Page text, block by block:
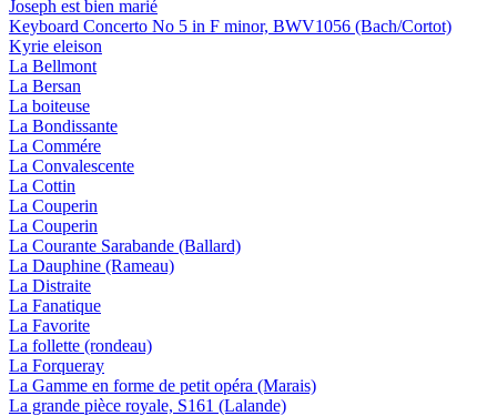
Joseph est bien marié
Keyboard Concerto No 5 in F minor, BWV1056 (Bach/Cortot)
Kyrie eleison
La Bellmont
La Bersan
La boiteuse
La Bondissante
La Commére
La Convalescente
La Cottin
La Couperin
La Couperin
La Courante Sarabande (Ballard)
La Dauphine (Rameau)
La Distraite
La Fanatique
La Favorite
La follette (rondeau)
La Forqueray
La Gamme en forme de petit opéra (Marais)
La grande pièce royale, S161 (Lalande)